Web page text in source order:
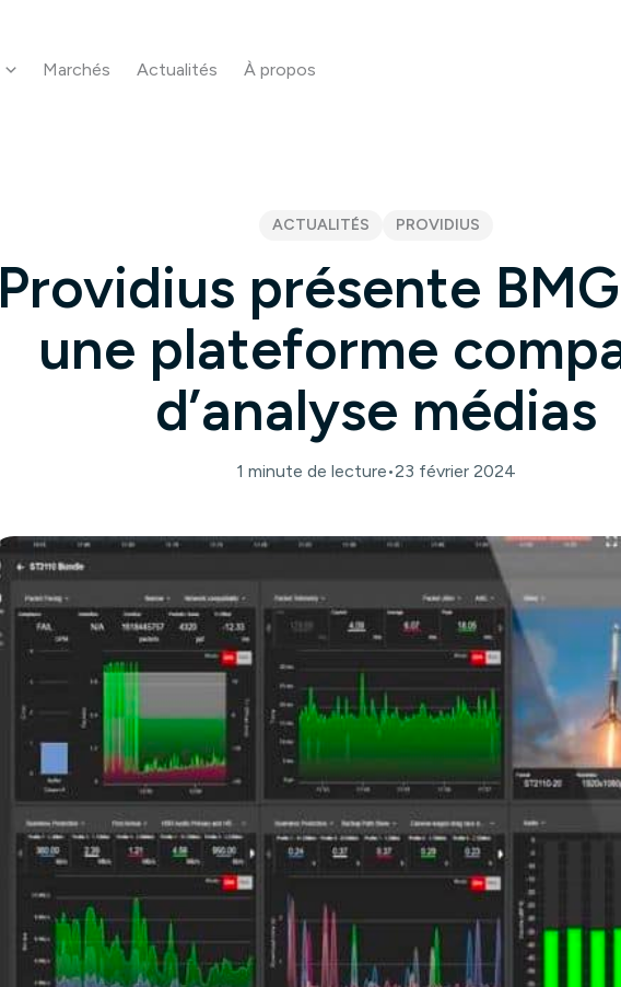
Marchés Actualités À propos
Providius présente
une plateforme
d’analyse médias
ACTUALITÉS PROVIDIUS
1 minute de lecture•23 février 2024